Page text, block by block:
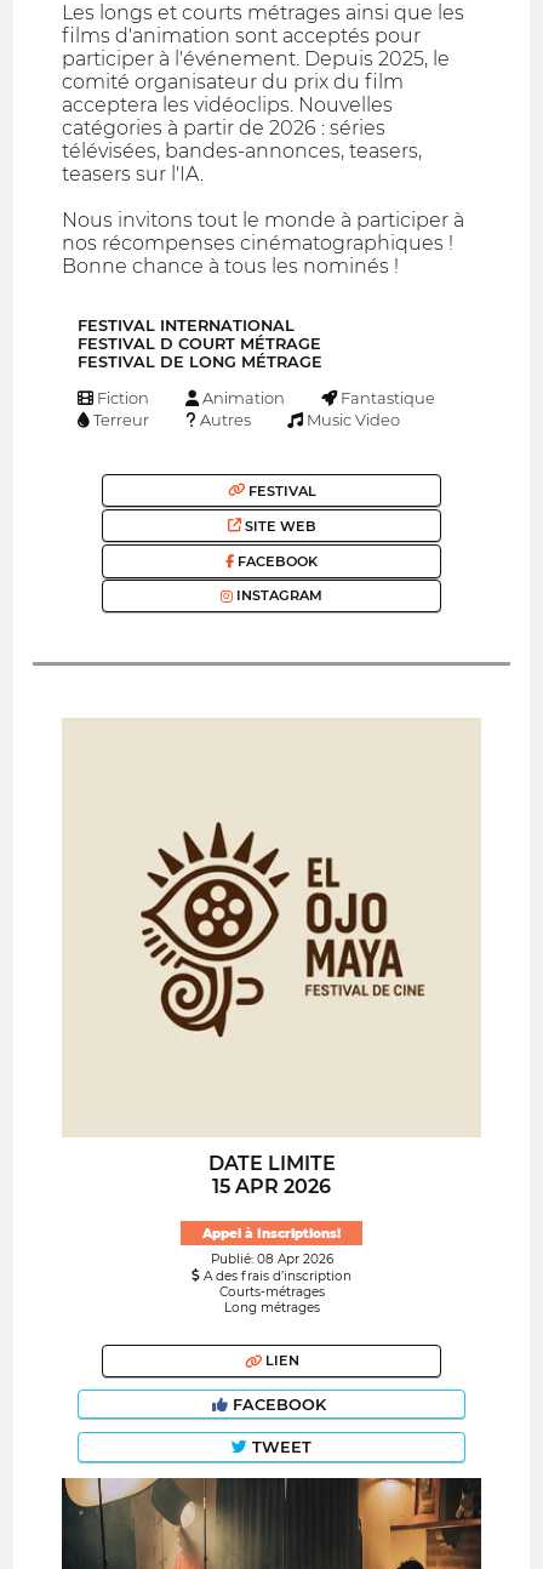
Les longs et courts métrages ainsi que les
films d'animation sont acceptés pour
participer à l'événement. Depuis 2025, le
comité organisateur du prix du film
acceptera les vidéoclips. Nouvelles
catégories à partir de 2026 : séries
télévisées, bandes-annonces, teasers,
teasers sur l'IA.
Nous invitons tout le monde à participer à
nos récompenses cinématographiques !
Bonne chance à tous les nominés !
FESTIVAL INTERNATIONAL
FESTIVAL D COURT MÉTRAGE
FESTIVAL DE LONG MÉTRAGE
Fiction Animation
Fantastique
Terreur
Autres Music Video
FESTIVAL
SITE WEB
FACEBOOK
INSTAGRAM
DATE LIMITE
15 APR 2026
Appel à Inscriptions!
Publié: 08 Apr 2026
A des frais d’inscription
Courts-métrages
Long métrages
LIEN
FACEBOOK
TWEET